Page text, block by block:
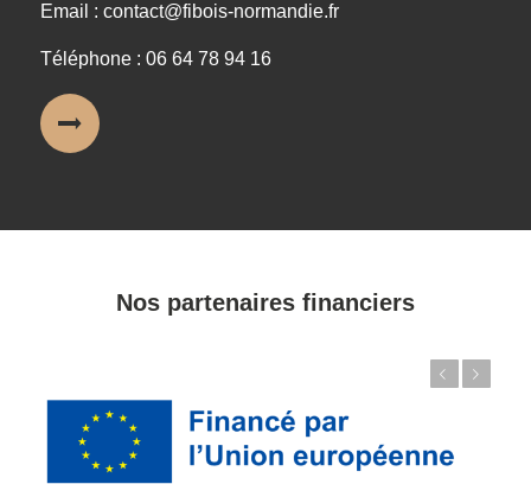
Email : contact@fibois-normandie.fr
Téléphone : 06 64 78 94 16
Nos partenaires financiers